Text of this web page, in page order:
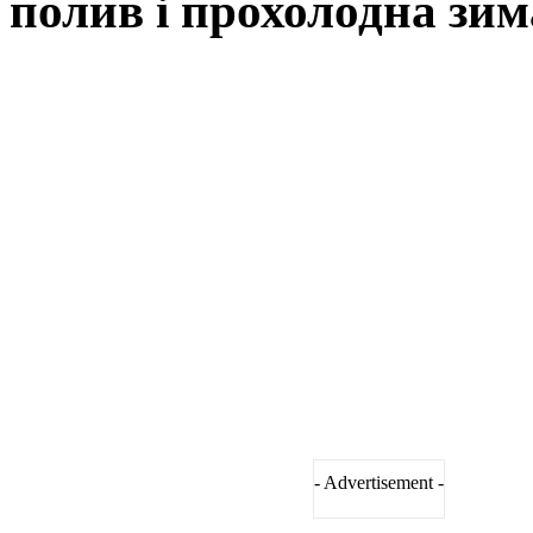
- Advertisement -